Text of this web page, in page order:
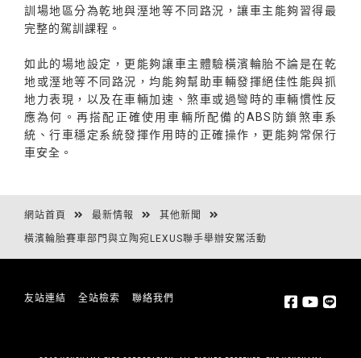
訓場地區分為乾地與溼地等不同路況，讓車主能夠習得最
完整的駕訓課程。
如此的場地設定，更能夠讓車主體驗橫濱輪胎不論是在乾
地或溼地等不同路況，均能夠幫助車輛發揮絕佳性能與抓
地力表現，以及在車輛加速、煞車或過彎時的車輛慣性反
應為何。再搭配正確使用車輛所配備的ABS防鎖煞車系
統、行車穩定系統發揮作用時的正確操作，更能夠常保行
車安全。
網站首頁 最新情報 其他新聞
橫濱輪胎賽車部門與立陶宛LEXUS聯手舉辦安駕活動
友站連結 全站檢索 聯絡我們